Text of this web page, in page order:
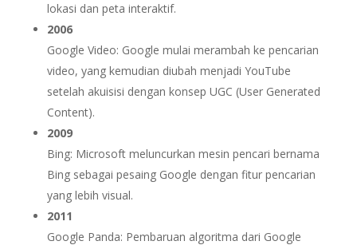
lokasi dan peta interaktif.
2006
Google Video: Google mulai merambah ke pencarian
video, yang kemudian diubah menjadi YouTube
setelah akuisisi dengan konsep UGC (User Generated
Content).
2009
Bing: Microsoft meluncurkan mesin pencari bernama
Bing sebagai pesaing Google dengan fitur pencarian
yang lebih visual.
2011
Google Panda: Pembaruan algoritma dari Google